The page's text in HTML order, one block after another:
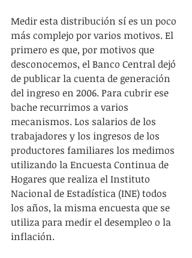
Medir esta distribución sí es un poco
más complejo por varios motivos. El
primero es que, por motivos que
desconocemos, el Banco Central dejó
de publicar la cuenta de generación
del ingreso en 2006. Para cubrir ese
bache recurrimos a varios
mecanismos. Los salarios de los
trabajadores y los ingresos de los
productores familiares los medimos
utilizando la Encuesta Continua de
Hogares que realiza el Instituto
Nacional de Estadística (INE) todos
los años, la misma encuesta que se
utiliza para medir el desempleo o la
inflación.